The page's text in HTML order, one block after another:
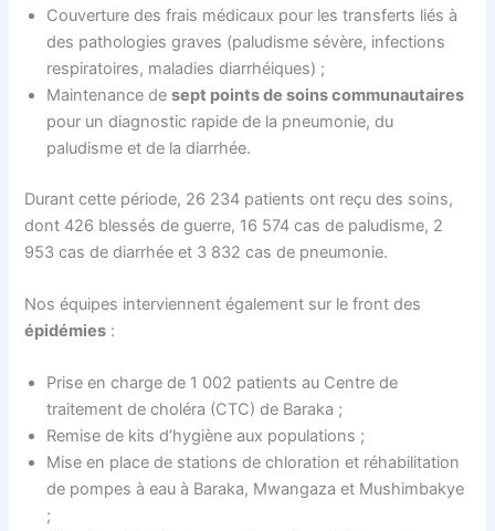
Couverture des frais médicaux pour les transferts liés à
des pathologies graves (paludisme sévère, infections
respiratoires, maladies diarrhéiques) ;
Maintenance desept points de soins communautaires
pour un diagnostic rapide de la pneumonie, du
paludisme et de la diarrhée.
Durant cette période, 26 234 patients ont reçu des soins,
dont 426 blessés de guerre, 16 574 cas de paludisme, 2
953 cas de diarrhée et 3 832 cas de pneumonie.
Nos équipes interviennent également sur le front des
épidémies :
Prise en charge de 1 002 patients au Centre de
traitement de choléra (CTC) de Baraka ;
Remise de kits d’hygiène aux populations ;
Mise en place de stations de chloration et réhabilitation
de pompes à eau à Baraka, Mwangaza et Mushimbakye
;